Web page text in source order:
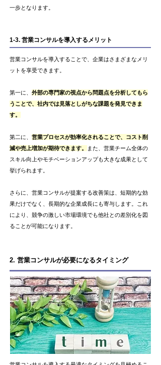
一歩となります。
1-3. 営業コンサルを導入するメリット
営業コンサルを導入することで、企業はさまざまなメリ
ットを享受できます。
第一に、 外部の専門家の視点から問題点を分析してもら
うことで、社内では見落としがちな課題を発見できま
す。
第二に、 営業プロセスが効率化されることで、コスト削
減や売上増加が期待できます。
また、営業チーム全体の
スキル向上やモチベーションアップも大きな成果として
挙げられます。
さらに、営業コンサルが提案する改善策は、短期的な効
果だけでなく、長期的な企業成長にも寄与します。これ
により、競争の激しい市場環境でも他社との差別化を図
ることが可能になります。
2. 営業コンサルが必要になるタイミング